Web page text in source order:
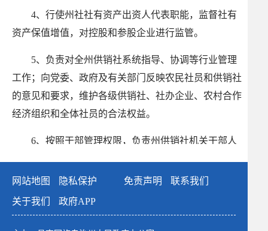
4、行使州社社有资产出资人代表职能，监督社有
资产保值增值，对控股和参股企业进行监管。
5、负责对全州供销社系统指导、协调等行业管理
工作；向党委、政府及有关部门反映农民社员和供销社
的意见和要求，维护各级供销社、社办企业、农村合作
经济组织和全体社员的合法权益。
6、按照干部管理权限，负责州供销社机关干部人
培训工作；指导有关行业协会、学会的工作。
7、代表全州供销社参加全国总社和自治区供销社
网站地图 隐私保护 免责声明
联系我们
关于我们
政府APP